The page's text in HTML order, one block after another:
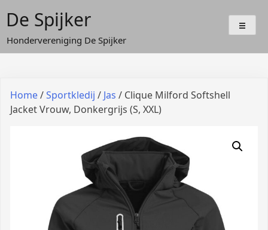
naar
inhoud
De Spijker
Hondervereniging De Spijker
Home/Sportkledij / Jas / Clique Milford Softshell
Jacket Vrouw, Donkergrijs (S, XXL)